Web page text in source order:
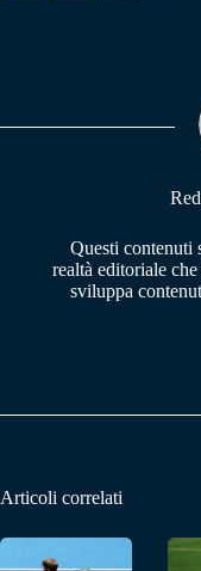
pp m
Questi contenuti
realtà editoriale
sviluppa
Articoli correlati